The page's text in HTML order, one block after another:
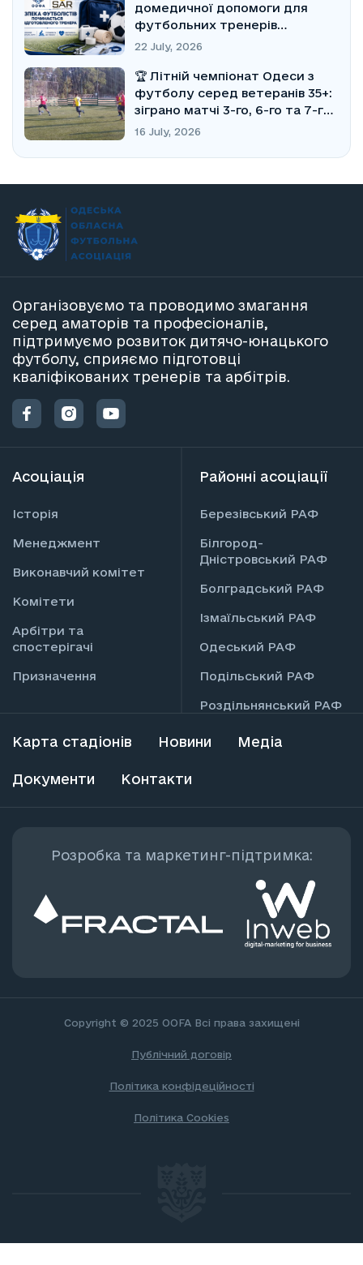
домедичної допомоги для
футбольних тренерів
відкрита!
22 July, 2026
🏆 Літній чемпіонат Одеси з
футболу серед ветеранів 35+:
зіграно матчі 3-го, 6-го та 7-го
турів
16 July, 2026
Організовуємо та проводимо змагання
серед аматорів та професіоналів,
підтримуємо розвиток дитячо-юнацького
футболу, сприяємо підготовці
кваліфікованих тренерів та арбітрів.
Асоціація
Історія
Менеджмент
Виконавчий комітет
Комітети
Арбітри та
спостерігачі
Призначення
Районні асоціації
Березівський РАФ
Білгород-
Дністровський РАФ
Болградський РАФ
Ізмаїльський РАФ
Одеський РАФ
Подільський РАФ
Роздільнянський РАФ
Карта стадіонів Новини Медіа
Документи Контакти
Розробка та маркетинг-підтримка:
Copyright © 2025 OOFA Всі права захищені
Публічний договір
Політика конфідеційності
Політика Cookies